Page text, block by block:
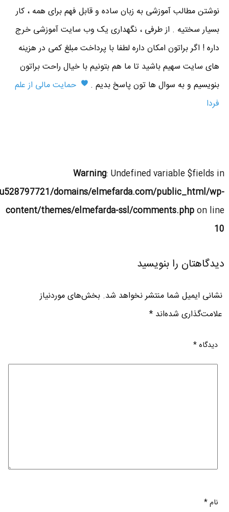
نوشتن مطالب آموزشی به زبان ساده و قابل فهم برای همه ، کار
بسیار سختیه . از طرفی ، نگهداری یک وب سایت آموزشی خرج
داره ! اگر براتون امکان داره لطفا با پرداخت مبلغ کمی در هزینه
های سایت سهیم باشید تا ما هم بتونیم با خیال راحت براتون
بنویسیم و به سوال ها تون پاسخ بدیم .
حمایت مالی از علم
فردا
Warning: Undefined variable $fields in
domains/elmefarda.com/public_html/wp-
content/themes/elmefarda-ssl/comments.phpon line
10
دیدگاهتان را بنویسید
نشانی ایمیل شما منتشر نخواهد شد. بخش‌های موردنیاز
علامت‌گذاری شده‌اند*
دیدگاه*
نام*